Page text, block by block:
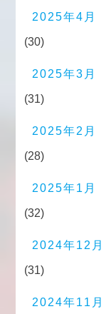
2025年4月
(30)
2025年3月
(31)
2025年2月
(28)
2025年1月
(32)
2024年12月
(31)
2024年11月